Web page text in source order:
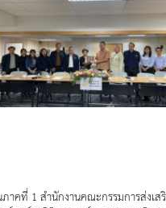
าคที่ 1 สำนักงานคณะกรรมการส่งเส